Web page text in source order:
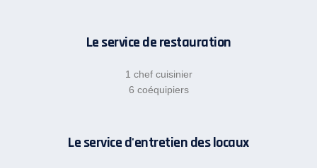
Le service de restauration
1 chef cuisinier
6 coéquipiers
Le service d'entretien des locaux